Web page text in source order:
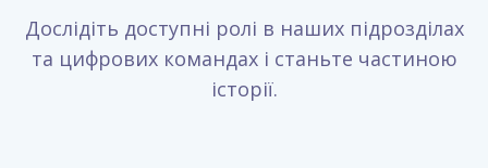
Дослідіть доступні ролі в наших підрозділах
та цифрових командах і станьте частиною
історії.